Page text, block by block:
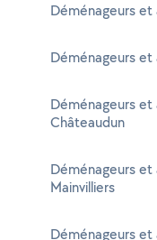
Déménageurs
Déménageurs
Déménageurs
Châteaudun
Déménageurs
Mainvilliers
Déménageurs